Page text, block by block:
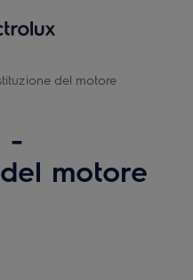
del motore
-
motore